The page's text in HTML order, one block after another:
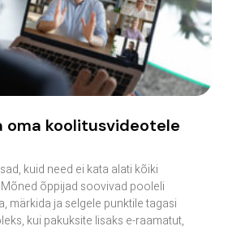
oma koolitusvideotele
kuid need ei kata alati kõiki
õppijad soovivad pooleli
märkida ja selgele punktile tagasi
kui pakuksite lisaks e-raamatut,